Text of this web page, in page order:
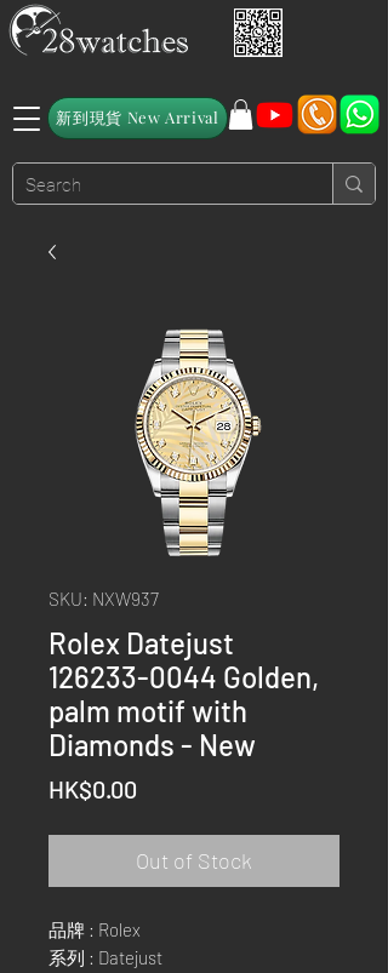
新到現貨 New Arrival
SKU: NXW937
Rolex Datejust
126233-0044 Golden,
palm motif with
Diamonds - New
HK$0.00
Out of Stock
品牌 : Rolex
系列 : Datejust